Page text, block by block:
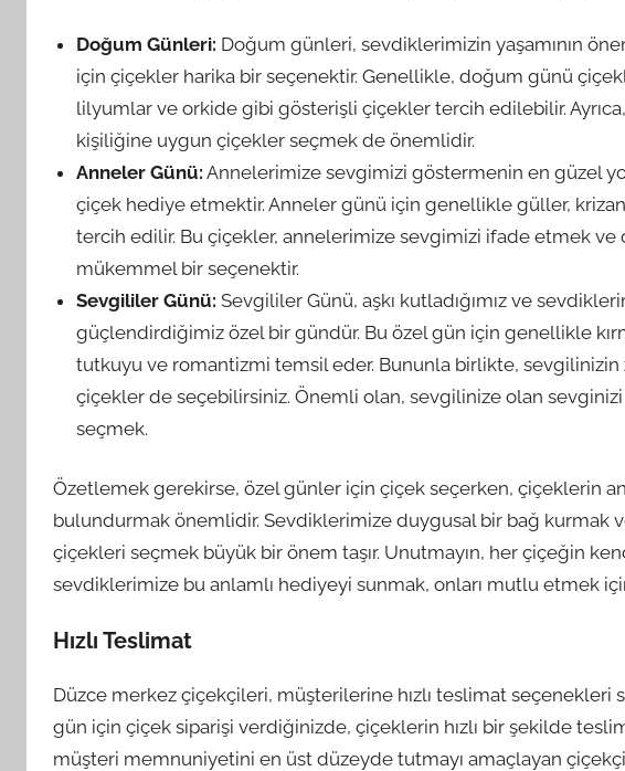
Doğum Günleri: Doğum günleri, sevdiklerimizin yaşamının
için çiçekler harika bir seçenektir. Genellikle, doğum günü
lilyumlar ve orkide gibi gösterişli çiçekler tercih edilebilir.
kişiliğine uygun çiçekler seçmek de önemlidir.
Anneler Günü: Annelerimize sevgimizi göstermenin en güzel
çiçek hediye etmektir. Anneler günü için genellikle güller,
tercih edilir. Bu çiçekler, annelerimize sevgimizi ifade etmek ve
mükemmel bir seçenektir.
Sevgililer Günü: Sevgililer Günü, aşkı kutladığımız ve
güçlendirdiğimiz özel bir gündür. Bu özel gün için genellikle
tutkuyu ve romantizmi temsil eder. Bununla birlikte,
çiçekler de seçebilirsiniz. Önemli olan, sevgilinize olan
seçmek.
Özetlemek gerekirse, özel günler için çiçek seçerken, çiçeklerin
bulundurmak önemlidir. Sevdiklerimize duygusal bir bağ kurmak
çiçekleri seçmek büyük bir önem taşır. Unutmayın, her çiçeğin
sevdiklerimize bu anlamlı hediyeyi sunmak, onları mutlu etmek
Hızlı Teslimat
Düzce merkez çiçekçileri, müşterilerine hızlı teslimat seçenekleri
gün için çiçek siparişi verdiğinizde, çiçeklerin hızlı bir şekilde
müşteri memnuniyetini en üst düzeyde tutmayı amaçlayan